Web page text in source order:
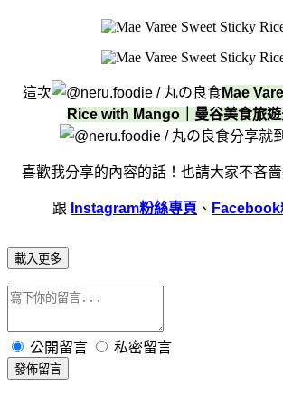
這次
Mae
Rice with Mango｜曼谷美食旅
分享就
喜歡我分享的內容的話！ 也請大家不吝
跟 Instagram粉絲專頁 、 Facebook
載入更多
公開留言 私密留言
發佈留言